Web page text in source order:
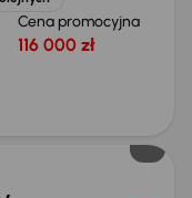
Cena promocyjna
116 000 zł